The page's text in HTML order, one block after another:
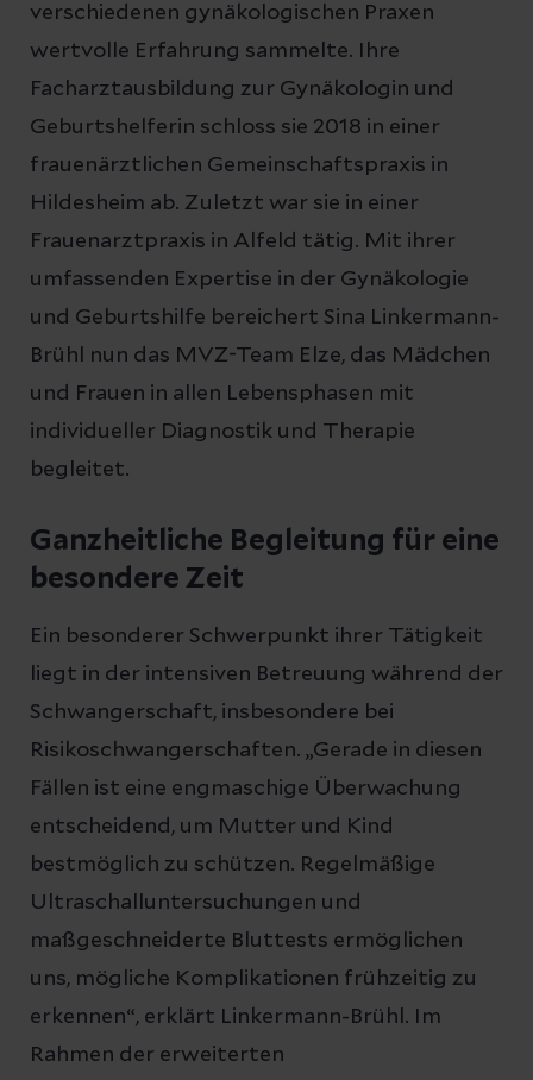
verschiedenen gynäkologischen Praxen
wertvolle Erfahrung sammelte. Ihre
Facharztausbildung zur Gynäkologin und
Geburtshelferin schloss sie 2018 in einer
frauenärztlichen Gemeinschaftspraxis in
Hildesheim ab. Zuletzt war sie in einer
Frauenarztpraxis in Alfeld tätig. Mit ihrer
umfassenden Expertise in der Gynäkologie
und Geburtshilfe bereichert Sina Linkermann-
Brühl nun das MVZ-Team Elze, das Mädchen
und Frauen in allen Lebensphasen mit
individueller Diagnostik und Therapie
begleitet.
Ganzheitliche Begleitung für eine
besondere Zeit
Ein besonderer Schwerpunkt ihrer Tätigkeit
liegt in der intensiven Betreuung während der
Schwangerschaft, insbesondere bei
Risikoschwangerschaften. „Gerade in diesen
Fällen ist eine engmaschige Überwachung
entscheidend, um Mutter und Kind
bestmöglich zu schützen. Regelmäßige
Ultraschalluntersuchungen und
maßgeschneiderte Bluttests ermöglichen
uns, mögliche Komplikationen frühzeitig zu
erkennen“, erklärt Linkermann-Brühl. Im
Rahmen der erweiterten